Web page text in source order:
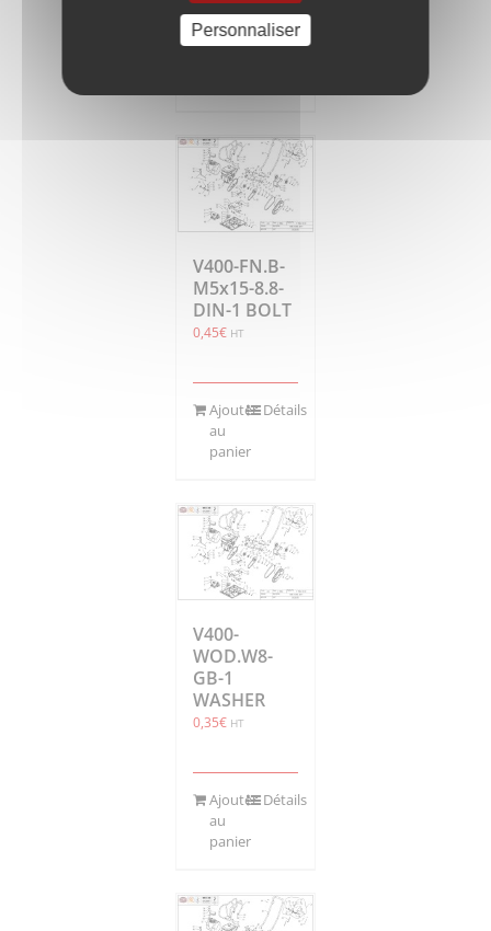
Ajouter Détails
V400-FN.B-
M5x15-8.8-
DIN-1 BOLT
0,45€ HT
Ajouter
au
panier
Détails
V400-
WOD.W8-
GB-1
WASHER
0,35€ HT
Ajouter
au
panier
Détails
Personnaliser